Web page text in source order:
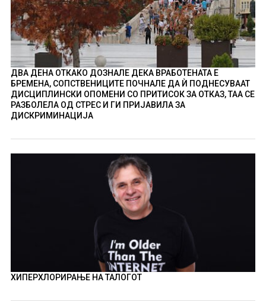
ДВА ДЕНА ОТКАКО ДОЗНАЛЕ ДЕКА ВРАБОТЕНАТА Е
БРЕМЕНА, СОПСТВЕНИЦИТЕ ПОЧНАЛЕ ДА Ѝ ПОДНЕСУВААТ
ДИСЦИПЛИНСКИ ОПОМЕНИ СО ПРИТИСОК ЗА ОТКАЗ, ТАА СЕ
РАЗБОЛЕЛА ОД СТРЕС И ГИ ПРИЈАВИЛА ЗА
ДИСКРИМИНАЦИЈА
ХИПЕРХЛОРИРАЊЕ НА ТАЛОГОТ